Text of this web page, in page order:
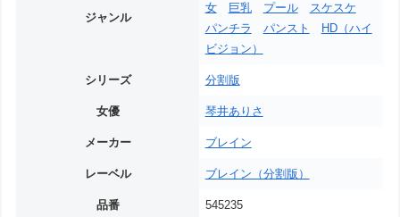
ジャンル
女
巨乳 プール
スケスケ
パンチラ
パンスト
HD（ハイ
ビジョン）
シリーズ 分割版
女優 琴井ありさ
メーカー ブレイン
レーベル ブレイン（分割版）
品番 545235